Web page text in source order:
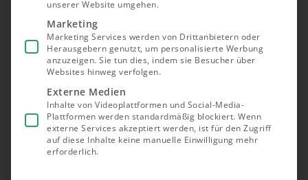
erste
Service-
Gruppe ist
essenziell
und kann
nicht
abgewählt
unserer Website umgehen.
Marketing
Marketing Services werden von Drittanbietern oder
Herausgebern genutzt, um personalisierte Werbung
anzuzeigen. Sie tun dies, indem sie Besucher über
Websites hinweg verfolgen.
Externe Medien
Inhalte von Videoplattformen und Social-Media-
Plattformen werden standardmäßig blockiert. Wenn
externe Services akzeptiert werden, ist für den Zugriff
auf diese Inhalte keine manuelle Einwilligung mehr
erforderlich.